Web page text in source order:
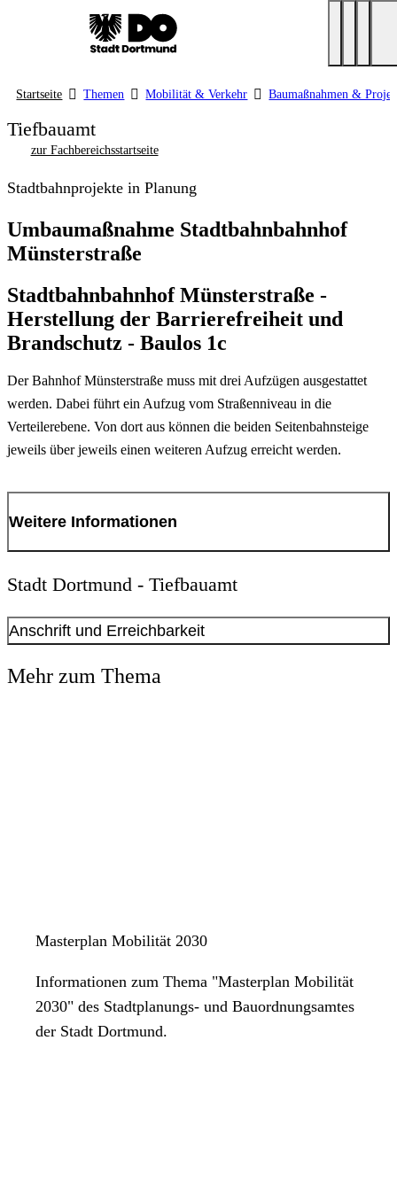
Startseite Themen Mobilität & Verkehr Baumaßnahmen &
Tiefbauamt
zur Fachbereichsstartseite
Stadtbahnprojekte in Planung
Umbaumaßnahme Stadtbahnbahnhof
Münsterstraße
Stadtbahnbahnhof Münsterstraße -
Herstellung der Barrierefreiheit und
Brandschutz - Baulos 1c
Der Bahnhof Münsterstraße muss mit drei Aufzügen ausgestattet
werden. Dabei führt ein Aufzug vom Straßenniveau in die
Verteilerebene. Von dort aus können die beiden Seitenbahnsteige
jeweils über jeweils einen weiteren Aufzug erreicht werden.
Weitere Informationen
Für das Projekt wurde ein unter funktionalen, stadtgestalterischen
Verteilerebene mit der Oberfläche verbindet, untersucht und
gefunden worden.
Aktuell : Diese Aufzugsplanung wird derzeit durch ein externes
Stadt Dortmund - Tiefbauamt
Anschrift und Erreichbarkeit
Anschrift
Mehr zum Thema
Masterplan Mobilität 2030
Informationen zum Thema "Masterplan Mobilität
2030" des Stadtplanungs- und Bauordnungsamtes
der Stadt Dortmund.